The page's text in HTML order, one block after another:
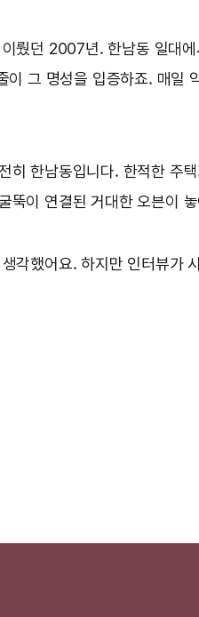
뤘던 2007년. 한남동 일대
그 명성을 입증하죠. 매
한남동입니다. 한적한
뚝이 연결된 거대한 오븐이
각했어요. 하지만 인터뷰가